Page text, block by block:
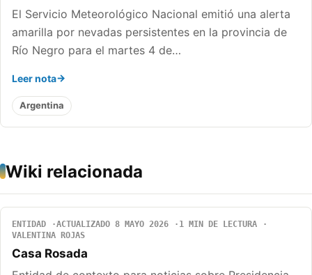
El Servicio Meteorológico Nacional emitió una alerta
amarilla por nevadas persistentes en la provincia de
Río Negro para el martes 4 de…
Leer nota
Argentina
Wiki relacionada
ENTIDAD ACTUALIZADO 8 MAYO 2026
1 MIN DE LECTURA
VALENTINA ROJAS
Casa Rosada